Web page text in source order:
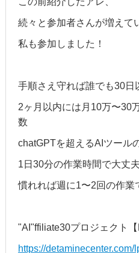
続々と参加者さんが増えて
私も参加しました！
手順さえ守れば誰でも30日
2ヶ月以内には月10万〜30
数
chatGPTを超えるAIツール
1日30分の作業時間で大丈夫
慣れれば週に1〜2回の作業
"AI"ffiliate30プロジェクト【
https://detaminecenter.com/